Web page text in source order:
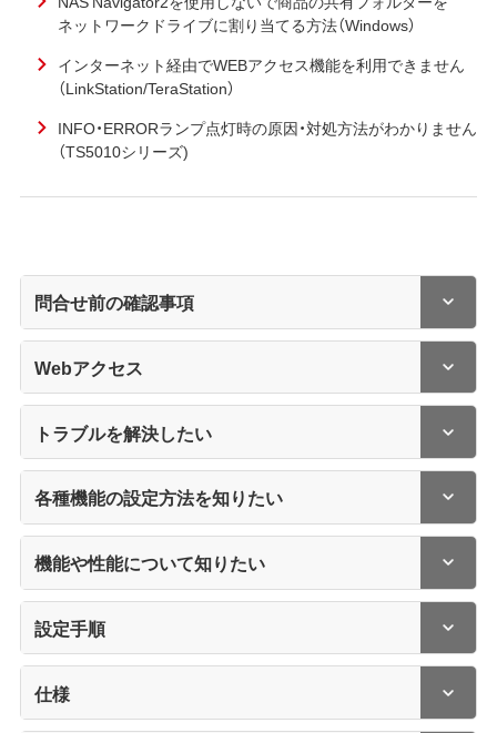
ネットワークドライブに割り当てる方法（Windows）
インターネット経由でWEBアクセス機能を利用できません
（LinkStation/TeraStation）
INFO・ERRORランプ点灯時の原因・対処方法がわかりません
（TS5010シリーズ)
問合せ前の確認事項
Webアクセス
トラブルを解決したい
各種機能の設定方法を知りたい
機能や性能について知りたい
設定手順
仕様